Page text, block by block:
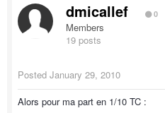
dmicallef 0
Members
19 posts
Posted January 29, 2010
Alors pour ma part en 1/10 TC :